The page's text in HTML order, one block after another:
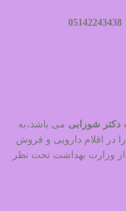
دکتر شورابی می باشد،به
سال 94 فعالیت خود را در اقلام دارویی و فروش
وزارت بهداشت تحت نظر